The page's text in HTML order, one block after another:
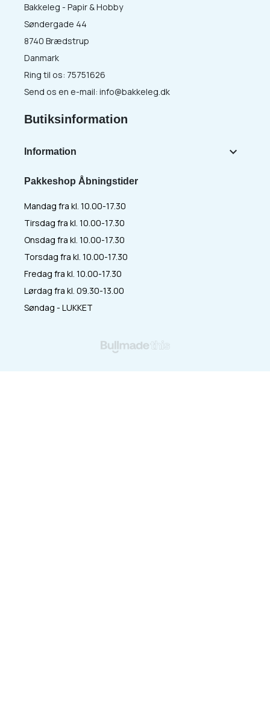
Pakkeshop Åbningstider
Mandag fra kl. 10.00-17.30
Tirsdag fra kl. 10.00-17.30
Onsdag fra kl. 10.00-17.30
Torsdag fra kl. 10.00-17.30
Fredag fra kl. 10.00-17.30
Lørdag fra kl. 09.30-13.00
Søndag - LUKKET
Bakkeleg - Papir & Hobby
Søndergade 44
8740 Brædstrup
Danmark
Ring til os: 75751626
Send os en e-mail: info@bakkeleg.dk
Butiksinformation
Information 